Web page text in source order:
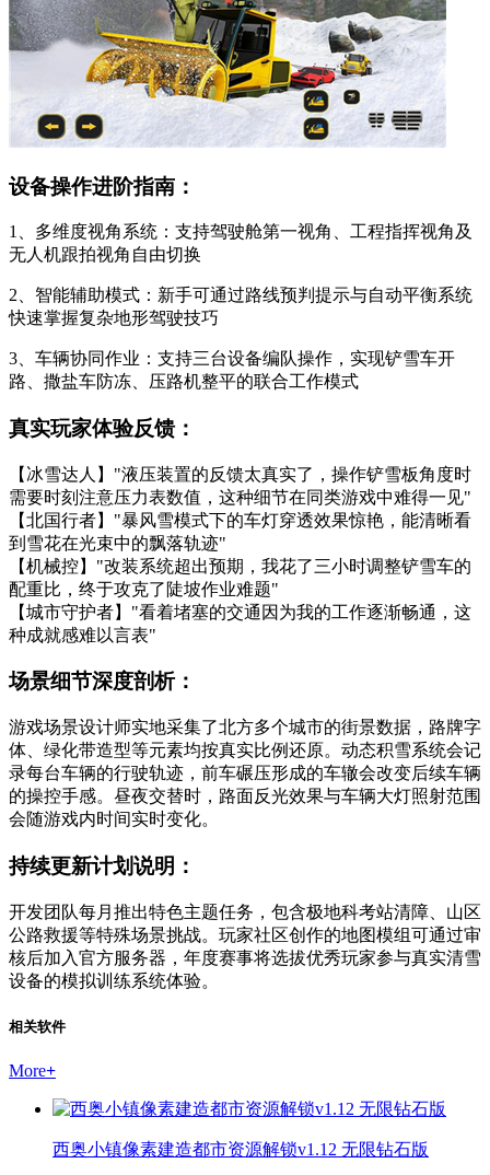
设备操作进阶指南：
1、多维度视角系统：支持驾驶舱第一视角、工程指挥视角及
无人机跟拍视角自由切换
2、智能辅助模式：新手可通过路线预判提示与自动平衡系统
快速掌握复杂地形驾驶技巧
3、车辆协同作业：支持三台设备编队操作，实现铲雪车开
路、撒盐车防冻、压路机整平的联合工作模式
真实玩家体验反馈：
【冰雪达人】"液压装置的反馈太真实了，操作铲雪板角度时
需要时刻注意压力表数值，这种细节在同类游戏中难得一见"
【北国行者】"暴风雪模式下的车灯穿透效果惊艳，能清晰看
到雪花在光束中的飘落轨迹"
【机械控】"改装系统超出预期，我花了三小时调整铲雪车的
配重比，终于攻克了陡坡作业难题"
【城市守护者】"看着堵塞的交通因为我的工作逐渐畅通，这
种成就感难以言表"
场景细节深度剖析：
游戏场景设计师实地采集了北方多个城市的街景数据，路牌字
体、绿化带造型等元素均按真实比例还原。动态积雪系统会记
录每台车辆的行驶轨迹，前车碾压形成的车辙会改变后续车辆
的操控手感。昼夜交替时，路面反光效果与车辆大灯照射范围
会随游戏内时间实时变化。
持续更新计划说明：
开发团队每月推出特色主题任务，包含极地科考站清障、山区
公路救援等特殊场景挑战。玩家社区创作的地图模组可通过审
核后加入官方服务器，年度赛事将选拔优秀玩家参与真实清雪
设备的模拟训练系统体验。
相关软件
More+
西奥小镇像素建造都市资源解锁v1.12 无限钻石版